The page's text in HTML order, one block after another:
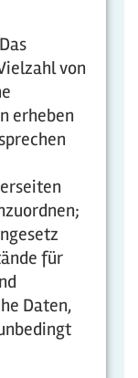
von
erheben
für
Daten,